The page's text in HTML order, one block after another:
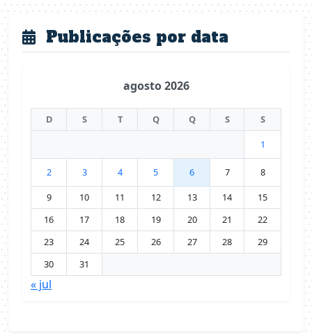
Publicações por data
agosto 2026
D S T Q Q S
S
1
2 3 4 5 6 7
8
9
10 11 12 13 14
15
16
17 18 19 20 21
22
23
24 25 26 27 28
29
30
31
« jul